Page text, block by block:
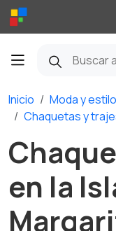
Inicio Moda y estilo
Chaquetas y
en la